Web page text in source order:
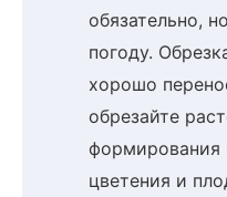
обязательно,
погоду.
хорошо
обрезайте
формирования
цветения и